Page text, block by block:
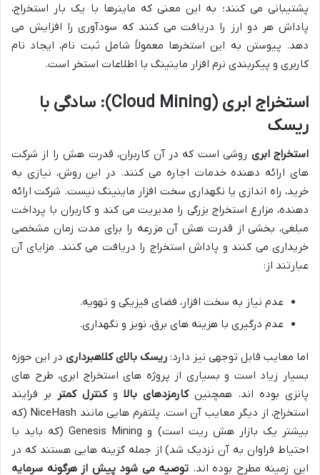
پشتیبانی می کنند؛ به این معنی که ماینرها با یک بار استخراج،
پاداش هر دو ارز را دریافت می کنند که سودآوری را افزایش می
دهد. پیوستن به این استخرها معمولاً شامل ثبت نام، ایجاد نام
کاربری و پیکربندی نرم افزار ماینینگ با اطلاعات استخر است.
استخراج ابری (Cloud Mining): سادگی با
ریسک
استخراج ابری روشی است که در آن کاربران، قدرت هش را از شرکت
های ارائه دهنده خدمات اجاره می کنند. در این روش، نیازی به
خرید، راه اندازی یا نگهداری سخت افزار ماینینگ نیست. شرکت ارائه
دهنده، مزارع استخراج بزرگی را مدیریت می کند و کاربران با پرداخت
مبلغی، بخشی از قدرت هش آن مزرعه را برای مدت زمان مشخصی
خریداری می کنند و پاداش استخراج را دریافت می کنند. مزایای آن
عبارتند از:
عدم نیاز به سخت افزار، فضای فیزیکی و تهویه.
عدم درگیری با هزینه های برق، نویز و نگهداری.
اما معایب قابل توجهی نیز دارد: ریسک بالای کلاهبرداری در این حوزه
بسیار زیاد است و بسیاری از پروژه های استخراج ابری، طرح های
پانزی بوده اند. همچنینکارمزدهای بالا وکنترل کمتر بر فرایند
استخراج، از دیگر معایب آن است. پلتفرم هایی مانند NiceHash (که
بیشتر یک بازار هش ریت است) و Genesis Mining (که باید با
احتیاط فراوان به آن نزدیک شد) از جمله گزینه هایی هستند که در
این زمینه مطرح بوده اند. توصیه می شود پیش از هرگونه سرمایه